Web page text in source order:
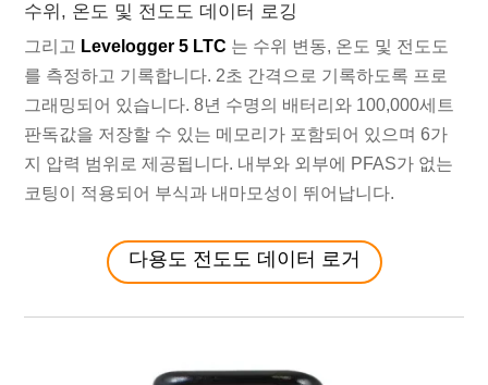
수위, 온도 및 전도도 데이터 로깅
그리고 Levelogger 5 LTC 는 수위 변동, 온도 및 전도도
를 측정하고 기록합니다. 2초 간격으로 기록하도록 프로
그래밍되어 있습니다. 8년 수명의 배터리와 100,000세트
판독값을 저장할 수 있는 메모리가 포함되어 있으며 6가
지 압력 범위로 제공됩니다. 내부와 외부에 PFAS가 없는
코팅이 적용되어 부식과 내마모성이 뛰어납니다.
다용도 전도도 데이터 로거